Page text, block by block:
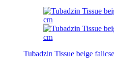
Tubadzin Tissue beige